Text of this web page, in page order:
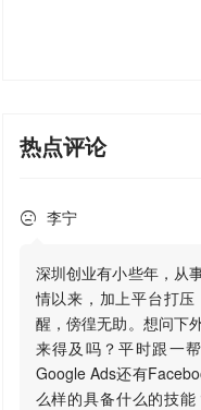
热点评论
 李宁
深圳创业有小些年，从
情以来，加上平台打
醒，傍徨无助。想问下
来得及吗？平时跟一
Google Ads还有
么样的具备什么的技